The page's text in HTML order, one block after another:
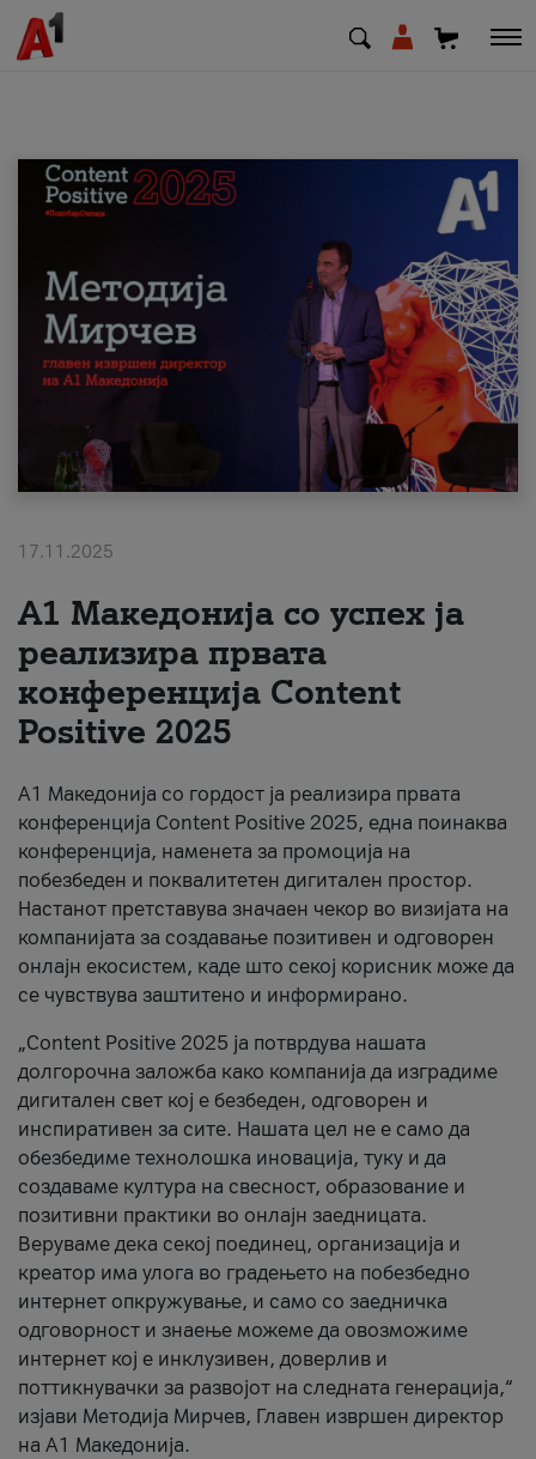
МК EN
Приватни Деловни
Поддршка
Надополни кредит
#ПодобарОнлајн
17.11.2025
А1 Македонија со успех ја
реализира првата
конференција Content
Positive 2025
А1 Македонија со гордост ја реализира првата
конференција Content Positive 2025, една поинаква
конференција, наменета за промоција на
побезбеден и поквалитетен дигитален простор.
Настанот претставува значаен чекор во визијата на
компанијата за создавање позитивен и одговорен
онлајн екосистем, каде што секој корисник може да
се чувствува заштитено и информирано.
„Content Positive 2025 ја потврдува нашата
долгорочна заложба како компанија да изградиме
дигитален свет кој е безбеден, одговорен и
инспиративен за сите. Нашата цел не е само да
обезбедиме технолошка иновација, туку и да
создаваме култура на свесност, образование и
позитивни практики во онлајн заедницата.
Веруваме дека секој поединец, организација и
креатор има улога во градењето на побезбедно
интернет опкружување, и само со заедничка
одговорност и знаење можеме да овозможиме
интернет кој е инклузивен, доверлив и
поттикнувачки за развојот на следната генерација,“
изјави Методија Мирчев, Главен извршен директор
на А1 Македонија.